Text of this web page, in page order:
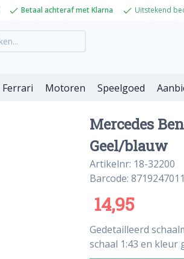
Betaal achteraf met Klarna Uitstekend
Ferrari Motoren Speelgoed
Mercedes
Geel/blauw
Artikelnr: 18-32200
Barcode:
14,95
Gedetailleerd
schaal 1:43 en kleur